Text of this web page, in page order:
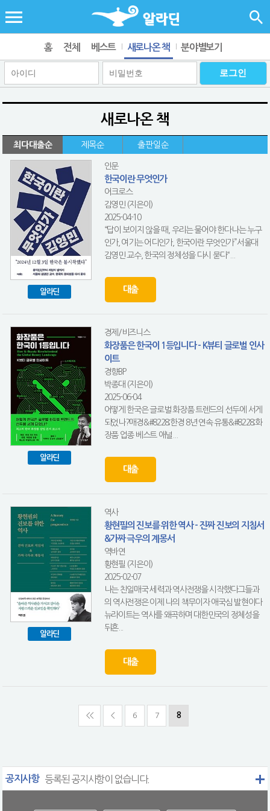
홈 전체 베스트 새로나온 책 분야별보기
새로나온 책
최다대출순 제목순 출판일순
알라딘
인문
한국이란 무엇인가
어크로스
김영민 (지은이)
2025-04-10
“답이 보이지 않을 때, 우리는 물어야 한다나는 누구
인가, 여기는 어디인가, 한국이란 무엇인가”서울대
김영민 교수, 한국의 정체성을 다시 묻다“...
대출
알라딘
경제/비즈니스
화장품은 한국이 1등입니다 - K뷰티 글로벌 인사
이트
경향BP
박종대 (지은이)
2025-06-04
어떻게 한국은 글로벌 화장품 트렌드의 선두에 서게
되었나?매경&#8228;한경 8년 연속 유통&#8228;화
장품 업종 베스트 애널...
대출
알라딘
역사
황현필의 진보를 위한 역사 - 진짜 진보의 지침서
&가짜 극우의 계몽서
역바연
황현필 (지은이)
2025-02-07
나는 친일매국 세력과 역사전쟁을 시작했다그들과
의 역사전쟁은 이제 나의 책무이자 애국심 발현이다
뉴라이트는 역사를 왜곡하며 대한민국의 정체성을
뒤흔...
대출
<< < 6 7 8
공지사항 등록된 공지사항이 없습니다.